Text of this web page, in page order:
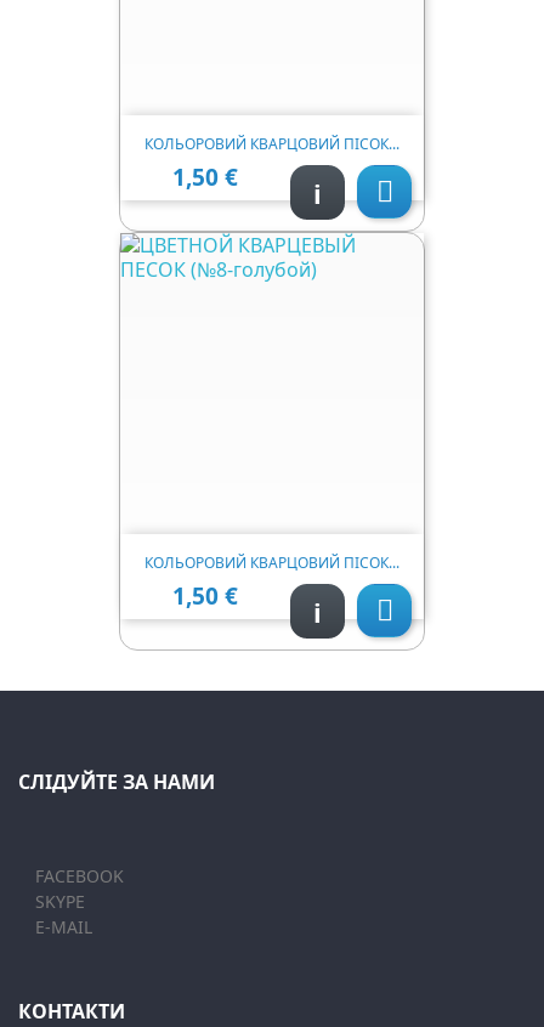
КОЛЬОРОВИЙ КВАРЦОВИЙ ПІСОК...
Ціна
1,50 € 
i
КОЛЬОРОВИЙ КВАРЦОВИЙ ПІСОК...
Ціна
1,50 € 
i
СЛІДУЙТЕ ЗА НАМИ
FACEBOOK
SKYPE
E-MAIL
КОНТАКТИ